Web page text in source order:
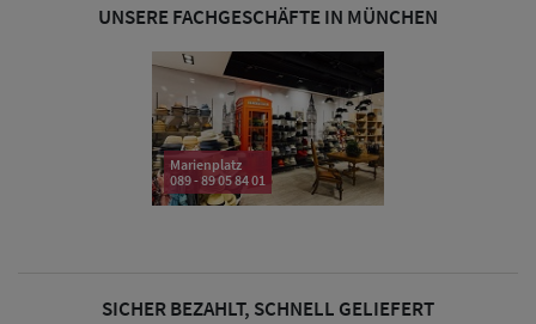
Snapback Caps
Damen Caps
Großgrößen
UNSERE FACHGESCHÄFTE IN MÜNCHEN
Marienplatz
089 - 89 05 84 01
SICHER BEZAHLT, SCHNELL GELIEFERT